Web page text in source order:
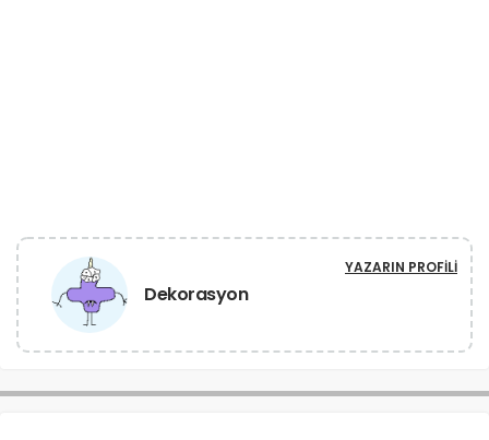
Dekorasyon
YAZARIN PROFILI